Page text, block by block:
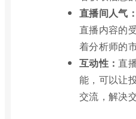
直播间人气：
直播内容的
着分析师的
互动性： 直
能，可以让
交流，解决